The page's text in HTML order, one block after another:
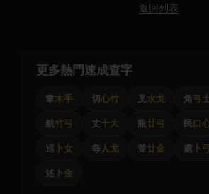
返回列表
更多熱門速成查字
韋木手 切心竹 叉 水戈 角弓
航竹弓 丈十大 瓶廿弓 民口
巡 卜女 每人戈 並廿金 處 卜弓
述 卜金